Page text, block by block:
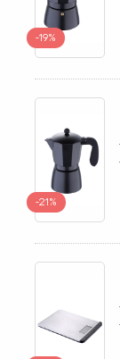
-19%
-21%